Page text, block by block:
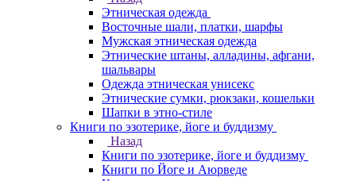
Этническая одежда
Восточные шали, платки, шарфы
Мужская этническая одежда
Этнические штаны, алладины, афгани,
шальвары
Одежда этническая унисекс
Этнические сумки, рюкзаки, кошельки
Шапки в этно-стиле
Книги по эзотерике, йоге и буддизму
Назад
Книги по эзотерике, йоге и буддизму
Книги по Йоге и Аюрведе